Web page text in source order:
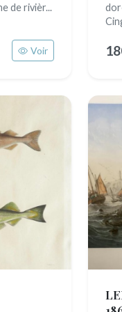
de rivièr...
Voir